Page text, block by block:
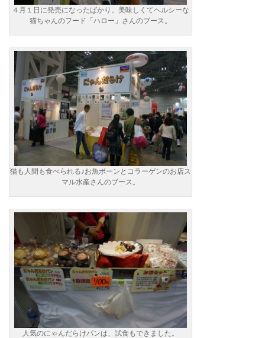
４月１日に発売になったばかり。美味しくてヘルシーな
猫ちゃんのフード「ハロー」さんのブース。
猫も人間も食べられる♪お魚ボーンとコラーゲンのお店ス
マル水産さんのブース。
人気のにゃんだらけパンは、試食もできました。